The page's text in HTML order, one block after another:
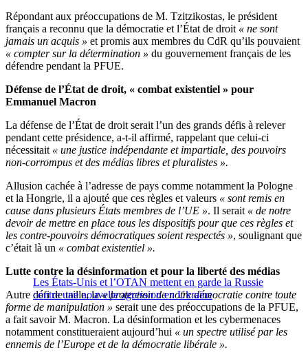
Répondant aux préoccupations de M. Tzitzikostas, le président
français a reconnu que la démocratie et l’État de droit « ne sont
jamais un acquis » et promis aux membres du CdR qu’ils pouvaient
« compter sur la détermination » du gouvernement français de les
défendre pendant la PFUE.
Défense de l’État de droit, « combat existentiel » pour
Emmanuel Macron
La défense de l’État de droit serait l’un des grands défis à relever
pendant cette présidence, a-t-il affirmé, rappelant que celui-ci
nécessitait « une justice indépendante et impartiale, des pouvoirs
non-corrompus et des médias libres et pluralistes ».
Allusion cachée à l’adresse de pays comme notamment la Pologne
et la Hongrie, il a ajouté que ces règles et valeurs « sont remis en
cause dans plusieurs États membres de l’UE ». Il serait « de notre
devoir de mettre en place tous les dispositifs pour que ces règles et
les contre-pouvoirs démocratiques soient respectés », soulignant que
c’était là un « combat existentiel ».
Les États-Unis et l’OTAN mettent en garde la Russie
contre une nouvelle agression en Ukraine
Lutte contre la désinformation et pour la liberté des médias
Autre défi de taille, la« protection de notre démocratie contre toute
forme de manipulation » serait une des préoccupations de la PFUE,
a fait savoir M. Macron. La désinformation et les cybermenaces
notamment constitueraient aujourd’hui « un spectre utilisé par les
ennemis de l’Europe et de la démocratie libérale ».